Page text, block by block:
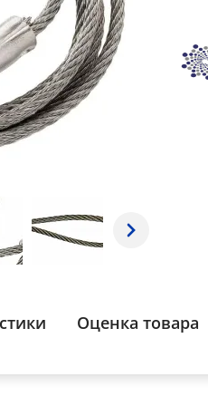
Оценка товара